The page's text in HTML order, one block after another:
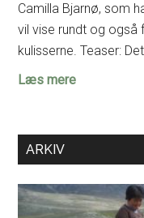
Camilla Bjarnø, som
vil vise rundt og
kulisserne. Teaser:
Læs mereEksklusiv
i
Kelter-
udstillingen
ARKIV